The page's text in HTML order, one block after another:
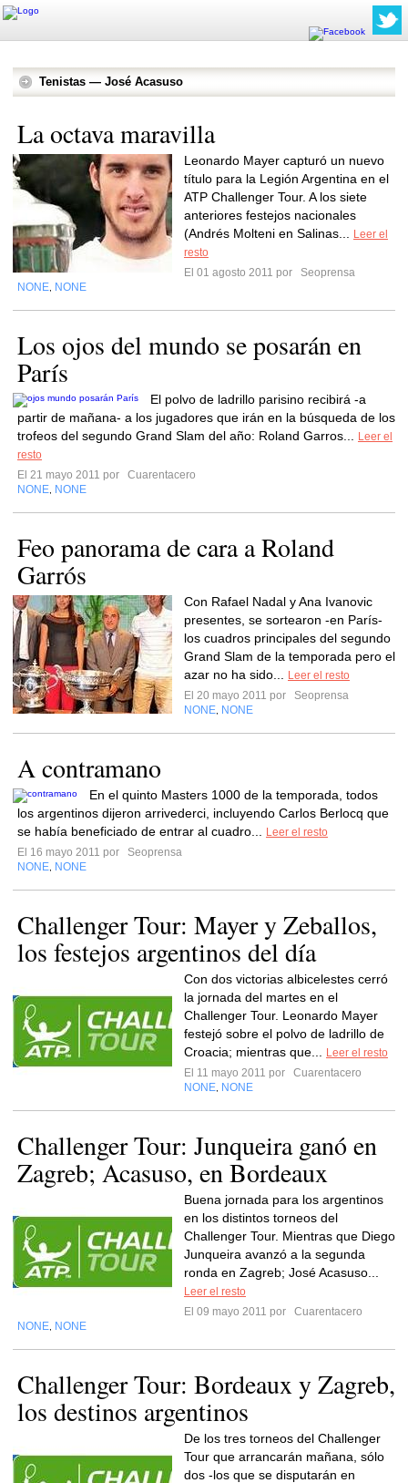
Tenistas — José Acasuso
La octava maravilla
Leonardo Mayer capturó un nuevo
título para la Legión Argentina en el
ATP Challenger Tour. A los siete
anteriores festejos nacionales
(Andrés Molteni en Salinas...
Leer el
resto
El 01 agosto 2011 por
Seoprensa
NONE NONE
Los ojos del mundo se posarán en
París
El polvo de ladrillo parisino recibirá -a
partir de mañana- a los jugadores que irán en la búsqueda de los
trofeos del segundo Grand Slam del año: Roland Garros...
Leer el
resto
El 21 mayo 2011 por
Cuarentacero
NONE NONE
Feo panorama de cara a Roland
Garrós
Con Rafael Nadal y Ana Ivanovic
presentes, se sortearon -en París-
los cuadros principales del segundo
Grand Slam de la temporada pero el
azar no ha sido...
Leer el resto
El 20 mayo 2011 por
Seoprensa
NONE NONE
A contramano
En el quinto Masters 1000 de la temporada, todos
los argentinos dijeron arrivederci, incluyendo Carlos Berlocq que
se había beneficiado de entrar al cuadro...
Leer el resto
El 16 mayo 2011 por
Seoprensa
NONE NONE
Challenger Tour: Mayer y Zeballos,
los festejos argentinos del día
Con dos victorias albicelestes cerró
la jornada del martes en el
Challenger Tour. Leonardo Mayer
festejó sobre el polvo de ladrillo de
Croacia; mientras que...
Leer el resto
El 11 mayo 2011 por
Cuarentacero
NONE NONE
Challenger Tour: Junqueira ganó en
Zagreb; Acasuso, en Bordeaux
Buena jornada para los argentinos
en los distintos torneos del
Challenger Tour. Mientras que Diego
Junqueira avanzó a la segunda
ronda en Zagreb; José Acasuso...
Leer el resto
El 09 mayo 2011 por
Cuarentacero
NONE NONE
Challenger Tour: Bordeaux y Zagreb,
los destinos argentinos
De los tres torneos del Challenger
Tour que arrancarán mañana, sólo
dos -los que se disputarán en